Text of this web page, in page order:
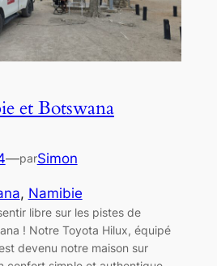
et Botswana
—parSimon
, Namibie
libre sur les pistes de
! Notre Toyota Hilux, équipé
devenu notre maison sur